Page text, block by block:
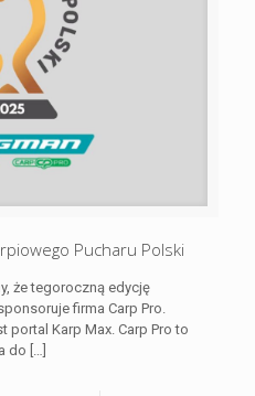
Pucharu Polski
że tegoroczną edycję
firma Carp Pro.
Karp Max. Carp Pro to
do […]